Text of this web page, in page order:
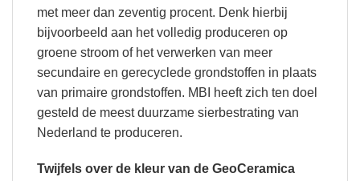
met meer dan zeventig procent. Denk hierbij
bijvoorbeeld aan het volledig produceren op
groene stroom of het verwerken van meer
secundaire en gerecyclede grondstoffen in plaats
van primaire grondstoffen. MBI heeft zich ten doel
gesteld de meest duurzame sierbestrating van
Nederland te produceren.
Twijfels over de kleur van de GeoCeramica